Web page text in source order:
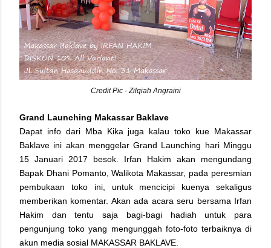
Credit Pic - Zilqiah Angraini
Grand Launching Makassar Baklave
Dapat info dari Mba Kika juga kalau toko kue Makassar
Baklave ini akan menggelar Grand Launching hari Minggu
15 Januari 2017 besok. Irfan Hakim akan mengundang
Bapak Dhani Pomanto, Walikota Makassar, pada peresmian
pembukaan toko ini, untuk mencicipi kuenya sekaligus
memberikan komentar. Akan ada acara seru bersama Irfan
Hakim dan tentu saja bagi-bagi hadiah untuk para
pengunjung toko yang mengunggah foto-foto terbaiknya di
akun media sosial MAKASSAR BAKLAVE.